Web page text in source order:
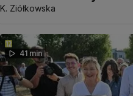
K. Ziółkowska
41 min